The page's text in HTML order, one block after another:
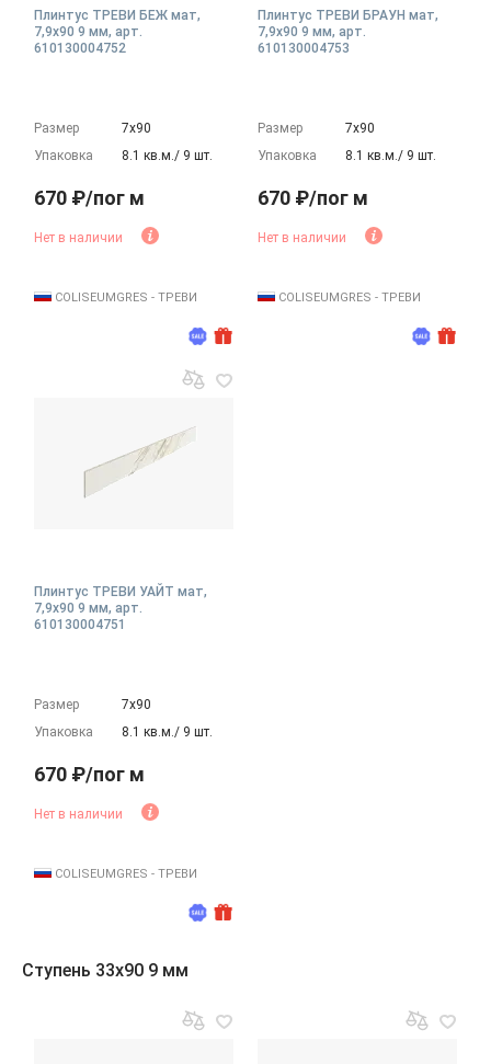
Плинтус ТРЕВИ БЕЖ мат,
7,9x90 9 мм, арт.
610130004752
Размер
7х90
Упаковка
8.1 кв.м./ 9 шт.
670 ₽/пог м
Нет в наличии
COLISEUMGRES - ТРЕВИ
Плинтус ТРЕВИ БРАУН мат,
7,9x90 9 мм, арт.
610130004753
Размер
7х90
Упаковка
8.1 кв.м./ 9 шт.
670 ₽/пог м
Нет в наличии
COLISEUMGRES - ТРЕВИ
Плинтус ТРЕВИ УАЙТ мат,
7,9x90 9 мм, арт.
610130004751
Размер
7х90
Упаковка
8.1 кв.м./ 9 шт.
670 ₽/пог м
Нет в наличии
COLISEUMGRES - ТРЕВИ
Ступень 33x90 9 мм